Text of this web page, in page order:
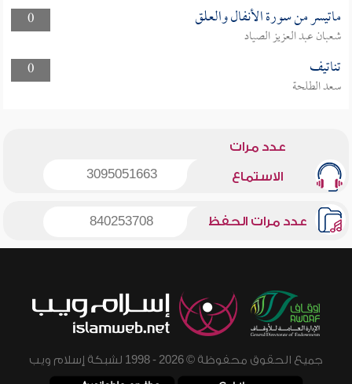
0
ماتيسر من سورة الأنفال والعلق
شعبان عبد العزيز الصياد
0
تناتيف
سعد الطلحة
عدد مرات
الاستماع 3095051663
عدد مرات الحفظ 840253708
جميع الحقوق محفوظة © 2026 - 1998 لشبكة إسلام ويب